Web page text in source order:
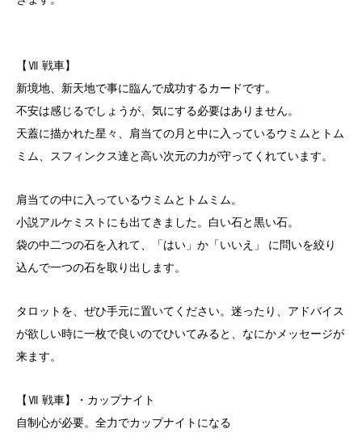
【Ⅶ 戦車】
新境地、新天地で事に臨んで成功するカードです。
不安は感じるでしょうが、気にする必要はありません。
天蓋に描かれた星々、肩当ての月と中に入っているウミムとトム
ミム、スフィンクス達と高い次元の力が守ってくれています。
肩当ての中に入っているウミムとトムミム。
小説アルケミストにも出てきました。白い石と黒い石。
袋の中二つの石を入れて、「はい」か「いいえ」 に問いを絞り
込んで一つの石を取り出します。
タロットを、ぜひ手元に置いてください。迷ったり、アドバイス
が欲しい時に一枚で良いのでひいてみると、なにかメッセージが
来ます。
【Ⅶ 戦車】・カップナイト
自制心が必要。全力でカップナイトになる